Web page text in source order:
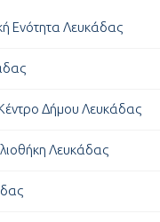
Ενότητα Λευκάδας
Δήμου Λευκάδας
Λευκάδας